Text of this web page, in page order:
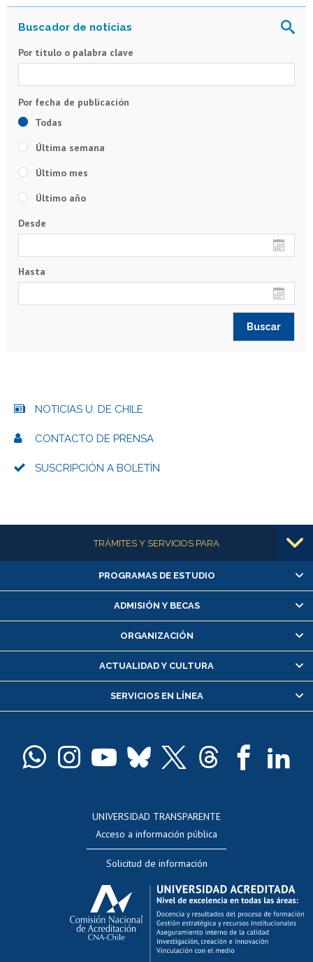
Por título o palabra clave
Todas
Última semana
Último mes
Último año
Desde
Hasta
NOTICIAS U. DE CHILE
CONTACTO DE PRENSA
SUSCRIPCIÓN A BOLETÍN
Más informaciónTRÁMITES Y SERVICIOS PARA
Alumnas/os y exalumnas/os
Matrícula en línea
Inscripción y cambio de asignaturas
Consulta y certificado de notas
Servicio médico y dental
Pago de arancel y crédito alumnos
Docentes
Evaluación docente
Calificación académica
Postulación al AUCAI
Funcionarias/os
Cursos internos de capacitación
PROGRAMAS DE ESTUDIO
ADMISIÓN Y BECAS
ORGANIZACIÓN
ACTUALIDAD Y CULTURA
SERVICIOS EN LÍNEA
UNIVERSIDAD TRANSPARENTE
Acceso a información pública
Solicitud de información